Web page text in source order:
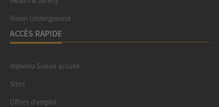
Vision Underground
ACCÈS RAPIDE
Implenia Suisse accueil
Sites
Offres d'emploi